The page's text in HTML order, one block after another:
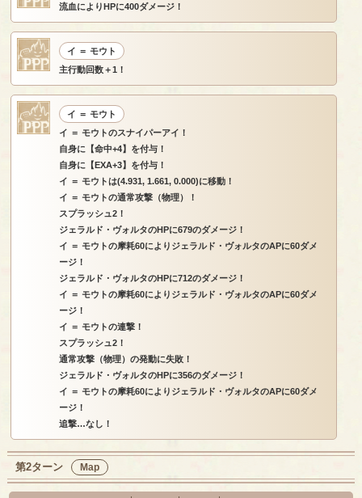
流血によりHPに400ダメージ！
イ ＝ モウト
主行動回数＋1！
イ ＝ モウト
イ ＝ モウトのスナイパーアイ！
自身に【命中+4】を付与！
自身に【EXA+3】を付与！
イ ＝ モウトは(4.931, 1.661, 0.000)に移動！
イ ＝ モウトの通常攻撃（物理）！
スプラッシュ2！
ジェラルド・ヴォルタのHPに679のダメージ！
イ ＝ モウトの摩耗60によりジェラルド・ヴォルタのAPに60ダメ
ージ！
ジェラルド・ヴォルタのHPに712のダメージ！
イ ＝ モウトの摩耗60によりジェラルド・ヴォルタのAPに60ダメ
ージ！
イ ＝ モウトの連撃！
スプラッシュ2！
通常攻撃（物理）の発動に失敗！
ジェラルド・ヴォルタのHPに356のダメージ！
イ ＝ モウトの摩耗60によりジェラルド・ヴォルタのAPに60ダメ
ージ！
追撃…なし！
第2ターン Map